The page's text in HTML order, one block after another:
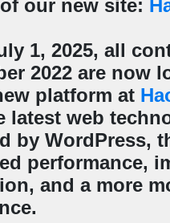
our new site:
1, 2025, all
2022 are now
platform at
latest web
by WordPress,
performance,
and a more